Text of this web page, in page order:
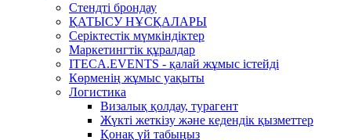
Стендті брондау
ҚАТЫСУ НҰСҚАЛАРЫ
Серіктестік мүмкіндіктер
Маркетингтік құралдар
ITECA.EVENTS - қалай жұмыс істейді
Көрменің жұмыс уақыты
Логистика
Визалық қолдау, турагент
Жүкті жеткізу және кедендік қызметтер
Қонақ үй табыңыз